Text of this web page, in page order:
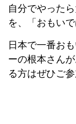
自分でやった
を、「おもい
日本で一番お
ーの根本さん
る方はぜひご参